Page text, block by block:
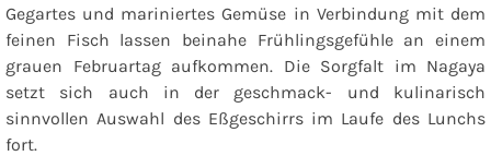
Gegartes und mariniertes Gemüse in Verbindung mit dem
feinen Fisch lassen beinahe Frühlingsgefühle an einem
grauen Februartag aufkommen. Die Sorgfalt im Nagaya
setzt sich auch in der geschmack- und kulinarisch
sinnvollen Auswahl des Eßgeschirrs im Laufe des Lunchs
fort.